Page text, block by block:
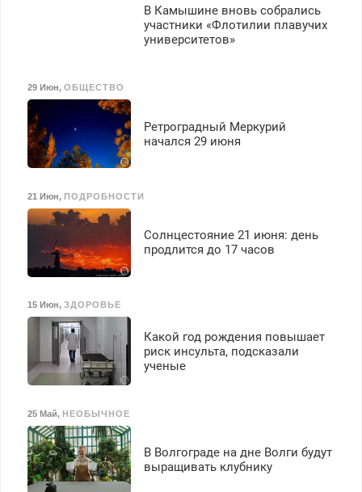
В Камышине вновь собрались
участники «Флотилии плавучих
университетов»
29 Июн, ОБЩЕСТВО
Ретроградный Меркурий
начался 29 июня
21 Июн, ПОДРОБНОСТИ
Солнцестояние 21 июня: день
продлится до 17 часов
15 Июн, ЗДОРОВЬЕ
Какой год рождения повышает
риск инсульта, подсказали
ученые
25 Май, НЕОБЫЧНОЕ
В Волгограде на дне Волги будут
выращивать клубнику